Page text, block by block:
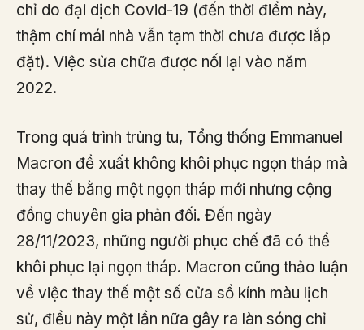
chỉ do đại dịch Covid-19 (đến thời điểm này,
thậm chí mái nhà vẫn tạm thời chưa được lắp
đặt). Việc sửa chữa được nối lại vào năm
2022.
Trong quá trình trùng tu, Tổng thống Emmanuel
Macron đề xuất không khôi phục ngọn tháp mà
thay thế bằng một ngọn tháp mới nhưng cộng
đồng chuyên gia phản đối. Đến ngày
28/11/2023, những người phục chế đã có thể
khôi phục lại ngọn tháp. Macron cũng thảo luận
về việc thay thế một số cửa sổ kính màu lịch
sử, điều này một lần nữa gây ra làn sóng chỉ